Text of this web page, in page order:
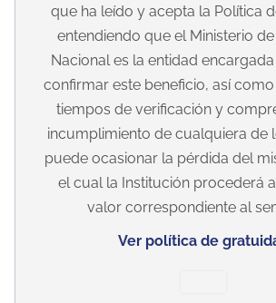
que ha leído y acepta la Política
entendiendo que el Ministerio
Nacional es la entidad
confirmar este beneficio, así
tiempos de verificación y
incumplimiento de cualquiera de
puede ocasionar la pérdida del
el cual la Institución procederá
valor correspondiente al
Ver política de